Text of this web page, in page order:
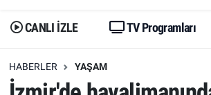
CANLI İZLE TV Programları
HABERLER YAŞAM
Dünya
Erişim Bilgileri
Trend
Erişim Bilgileri
Trafik Durumu
Erişim Bilgileri